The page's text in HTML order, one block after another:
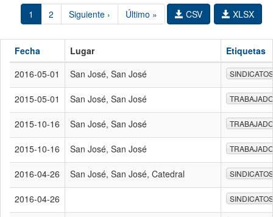
1 2 Siguiente › Último » XLSX
CSV
Fecha Lugar
Etiquetas
2016-05-01
San José, San José SINDICATOS
2015-05-01 San José, San José
2015-10-16 San José, San José
2015-10-16 San José, San José
2016-04-26 San José, San José, Catedral SINDICATOS
2016-04-26 SINDICATOS